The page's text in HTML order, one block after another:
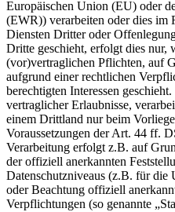
Europäischen Union (EU) oder
(EWR)) verarbeiten oder dies im
Diensten Dritter oder
Dritte geschieht, erfolgt dies nur,
(vor)vertraglichen Pflichten, auf
aufgrund einer rechtlichen
berechtigten Interessen
vertraglicher Erlaubnisse,
einem Drittland nur beim
Voraussetzungen der Art. 44 ff.
Verarbeitung erfolgt z.B. auf
der offiziell anerkannten
Datenschutzniveaus (z.B. für die
oder Beachtung offiziell
Verpflichtungen (so genannte